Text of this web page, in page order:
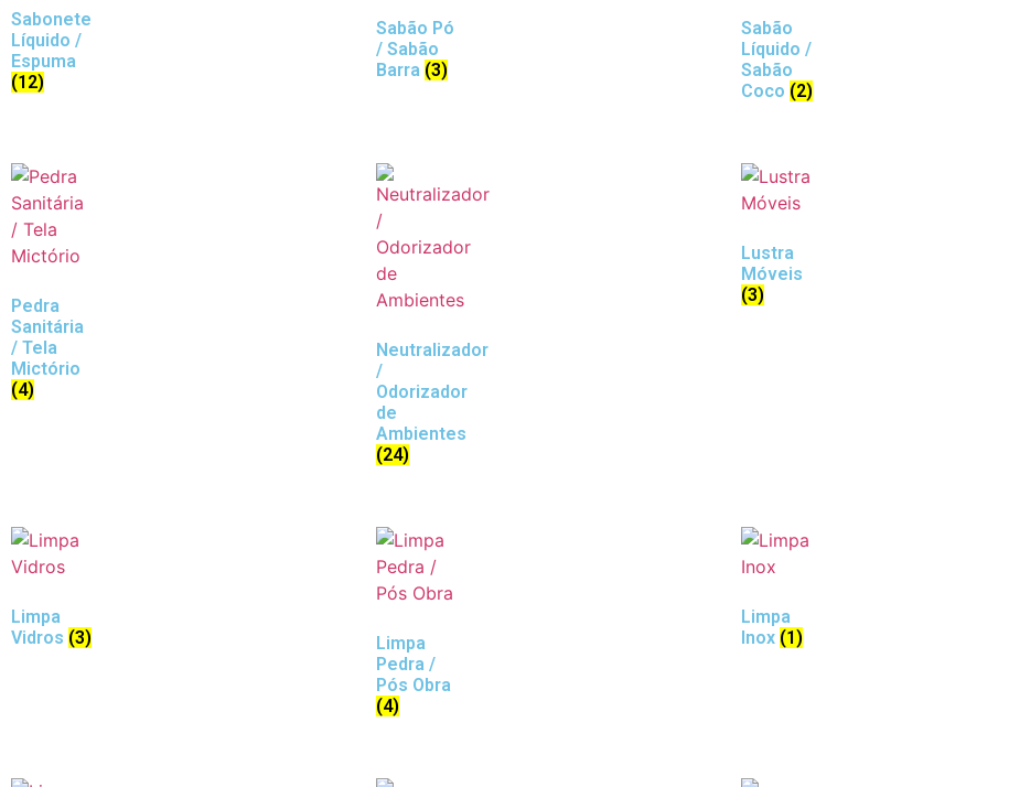
Sabonete
Líquido /
Espuma
(12)
Sabão Pó
/ Sabão
Barra (3)
Sabão
Líquido /
Sabão
Coco (2)
Pedra
Sanitária
/ Tela
Mictório
(4)
Neutralizador
/
Odorizador
de
Ambientes
(24)
Lustra
Móveis
(3)
Limpa
Vidros (3)
Limpa
Pedra /
Pós Obra
(4)
Limpa
Inox (1)